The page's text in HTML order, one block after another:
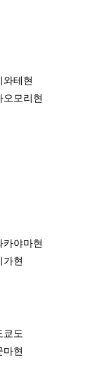
와테현
오모리현
카야마현
가현
쿄도
마현